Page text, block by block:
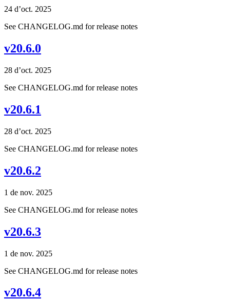
24 d’oct. 2025
See CHANGELOG.md for release notes
v20.6.0
28 d’oct. 2025
See CHANGELOG.md for release notes
v20.6.1
28 d’oct. 2025
See CHANGELOG.md for release notes
v20.6.2
1 de nov. 2025
See CHANGELOG.md for release notes
v20.6.3
1 de nov. 2025
See CHANGELOG.md for release notes
v20.6.4